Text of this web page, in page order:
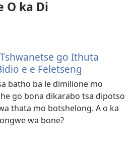
O ka Di
go Ithuta
e e Feletseng
batho ba le dimilione mo
go bona dikarabo tsa dipotso
thata mo botshelong. A o ka
wa bone?